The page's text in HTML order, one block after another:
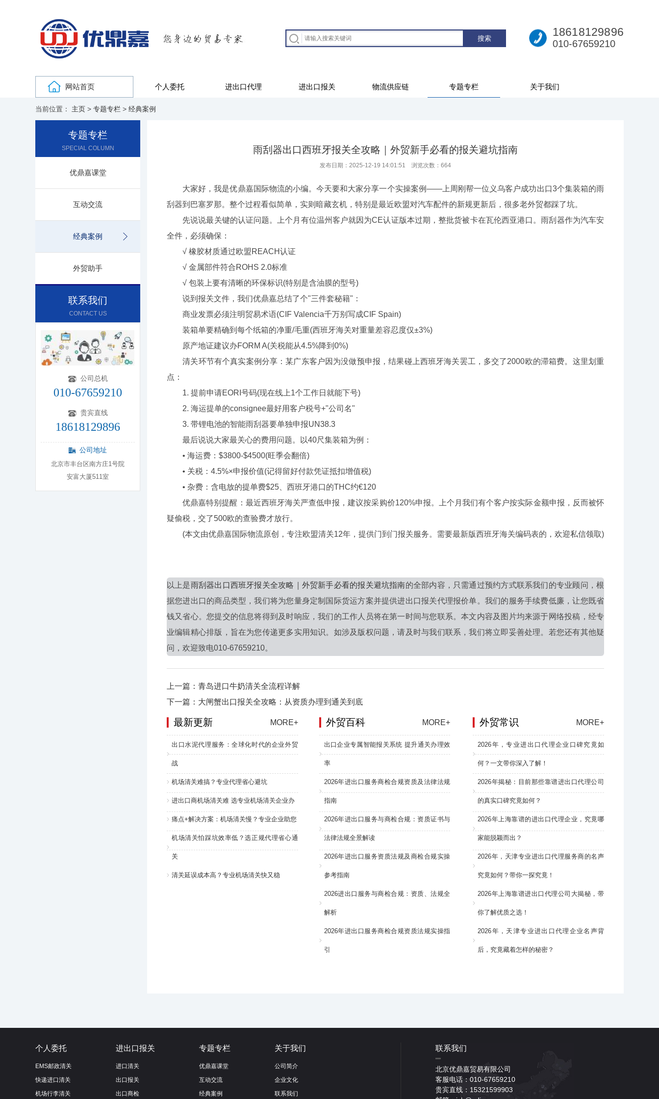
18618129896
010-67659210
网站首页 个人委托 进出口代理 进出口报关 物流供应链 专题专栏 关于我们
当前位置： 主页 > 专题专栏 > 经典案例
专题专栏
SPECIAL COLUMN
优鼎嘉课堂
互动交流
经典案例
外贸助手
联系我们
CONTACT US
公司总机
010-67659210
贵宾直线
18618129896
公司地址
北京市丰台区南方庄1号院
安富大厦511室
雨刮器出口西班牙报关全攻略｜外贸新手必看的报关避坑指南
发布日期：2025-12-19 14:01:51 浏览次数： 664
大家好，我是优鼎嘉国际物流的小编。今天要和大家分享一个实操案例——上周刚帮一位义乌客户成功出口3个集装箱的雨
刮器到巴塞罗那。整个过程看似简单，实则暗藏玄机，特别是最近欧盟对汽车配件的新规更新后，很多老外贸都踩了坑。
先说说最关键的认证问题。上个月有位温州客户就因为CE认证版本过期，整批货被卡在瓦伦西亚港口。雨刮器作为汽车安
全件，必须确保：
√ 橡胶材质通过欧盟REACH认证
√ 金属部件符合ROHS 2.0标准
√ 包装上要有清晰的环保标识(特别是含油膜的型号)
说到报关文件，我们优鼎嘉总结了个"三件套秘籍"：
商业发票必须注明贸易术语(CIF Valencia千万别写成CIF Spain)
装箱单要精确到每个纸箱的净重/毛重(西班牙海关对重量差容忍度仅±3%)
原产地证建议办FORM A(关税能从4.5%降到0%)
清关环节有个真实案例分享：某广东客户因为没做预申报，结果碰上西班牙海关罢工，多交了2000欧的滞箱费。这里划重
点：
1. 提前申请EORI号码(现在线上1个工作日就能下号)
2. 海运提单的consignee最好用客户税号+"公司名"
3. 带锂电池的智能雨刮器要单独申报UN38.3
最后说说大家最关心的费用问题。以40尺集装箱为例：
• 海运费：$3800-$4500(旺季会翻倍)
• 关税：4.5%×申报价值(记得留好付款凭证抵扣增值税)
• 杂费：含电放的提单费$25、西班牙港口的THC约€120
优鼎嘉特别提醒：最近西班牙海关严查低申报，建议按采购价120%申报。上个月我们有个客户按实际金额申报，反而被怀
疑偷税，交了500欧的查验费才放行。
(本文由优鼎嘉国际物流原创，专注欧盟清关12年，提供门到门报关服务。需要最新版西班牙海关编码表的，欢迎私信领取)
以上是雨刮器出口西班牙报关全攻略｜外贸新手必看的报关避坑指南的全部内容，只需通过预约方式联系我们的专业顾问，根
据您进出口的商品类型，我们将为您量身定制国际货运方案并提供进出口报关代理报价单。我们的服务手续费低廉，让您既省
钱又省心。您提交的信息将得到及时响应，我们的工作人员将在第一时间与您联系。本文内容及图片均来源于网络投稿，经专
业编辑精心排版，旨在为您传递更多实用知识。如涉及版权问题，请及时与我们联系，我们将立即妥善处理。若您还有其他疑
问，欢迎致电010-67659210。
上一篇：青岛进口牛奶清关全流程详解
下一篇：大闸蟹出口报关全攻略：从资质办理到通关到底
最新更新 MORE+
出口水泥代理服务：全球化时代的企业外贸
战
机场清关难搞？专业代理省心避坑
进出口商机场清关难 选专业机场清关企业办
痛点+解决方案：机场清关慢？专业企业助您
机场清关怕踩坑效率低？选正规代理省心通
关
清关延误成本高？专业机场清关快又稳
外贸常识 MORE+
2026年，专业进出口代理企业口碑究竟如
何？一文带你深入了解！
2026年揭秘：目前那些靠谱进出口代理公司
的真实口碑究竟如何？
2026年上海靠谱的进出口代理企业，究竟哪
家能脱颖而出？
2026年，天津专业进出口代理服务商的名声
究竟如何？带你一探究竟！
2026年上海靠谱进出口代理公司大揭秘，带
你了解优质之选！
2026年，天津专业进出口代理企业名声背
后，究竟藏着怎样的秘密？
外贸百科 MORE+
出口企业专属智能报关系统 提升通关办理效
率
2026年进出口服务商检合规资质及法律法规
指南
2026年进出口服务与商检合规：资质证书与
法律法规全景解读
2026年进出口服务资质法规及商检合规实操
参考指南
2026进出口服务与商检合规：资质、法规全
解析
2026年进出口服务商检合规资质法规实操指
引
个人委托
EMS邮政清关
快递进口清关
机场行李清关
进出口报关
进口清关
出口报关
出口商检
专题专栏
优鼎嘉课堂
互动交流
经典案例
关于我们
公司简介
企业文化
联系我们
联系我们
北京优鼎嘉贸易有限公司
客服电话：010-67659210
贵宾直线：15321599903